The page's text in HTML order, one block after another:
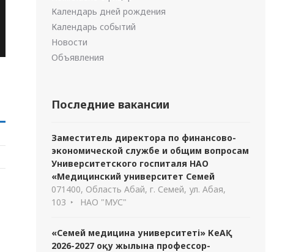
Календарь дней рождения
Календарь событий
Новости
Объявления
Последние вакансии
Заместитель директора по финансово-
экономической службе и общим вопросам
Университетского госпиталя НАО
«Медицинский университет Семей
071400, Область Абай, г. Семей, ул. Абая,
103
НАО "МУС"
«Семей медицина университеті» КеАҚ
2026-2027 оқу жылына профессор-